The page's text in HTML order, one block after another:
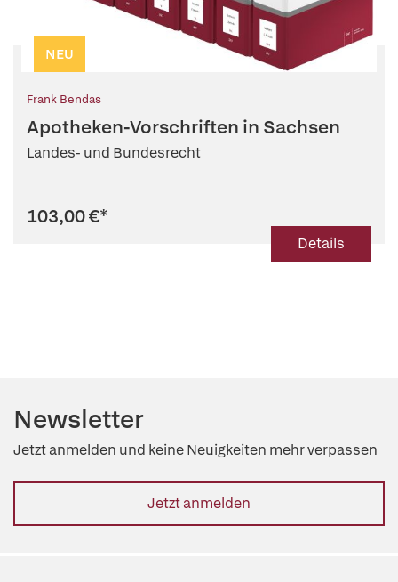
NEU
Frank Bendas
Apotheken-Vorschriften in Sachsen
Landes- und Bundesrecht
103,00 €*
Details
Newsletter
Jetzt anmelden und keine Neuigkeiten mehr verpassen
Jetzt anmelden